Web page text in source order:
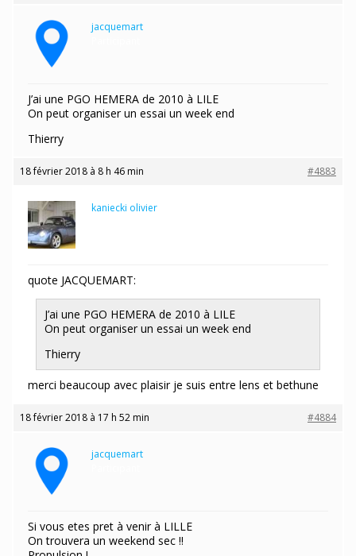
jacquemart
J’ai une PGO HEMERA de 2010 à LILE
On peut organiser un essai un week end
Thierry
18 février 2018 à 8 h 46 min #4883
kaniecki olivier
quote JACQUEMART:
J’ai une PGO HEMERA de 2010 à LILE
On peut organiser un essai un week end
Thierry
merci beaucoup avec plaisir je suis entre lens et bethune
18 février 2018 à 17 h 52 min #4884
jacquemart
Si vous etes pret à venir à LILLE
On trouvera un weekend sec !!